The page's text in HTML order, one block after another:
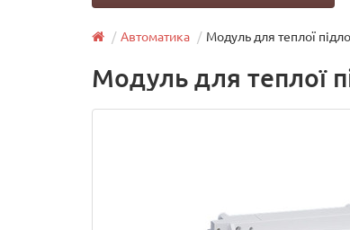
Автоматика Модуль для теплої
Модуль для теплої